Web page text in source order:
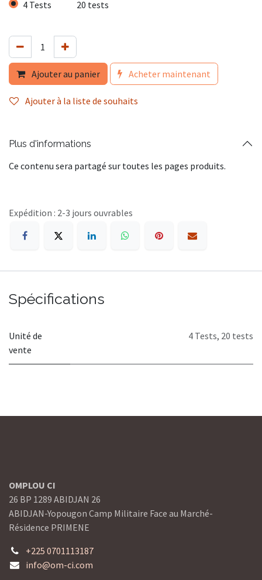
4 Tests 20 tests
Ajouter au panier Acheter maintenant
Ajouter à la liste de souhaits
Plus d'informations
Ce contenu sera partagé sur toutes les pages produits.
Expédition : 2-3 jours ouvrables
Spécifications
Unité de
vente
4 Tests, 20 tests
OMPLOU CI
26 BP 1289 ABIDJAN 26
ABIDJAN-Yopougon Camp Militaire Face au Marché-
Résidence PRIMENE
+225 0701113187
info@om-ci.com